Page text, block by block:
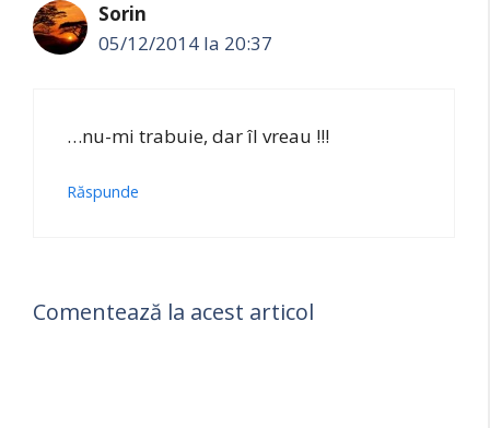
Sorin
05/12/2014 la 20:37
…nu-mi trabuie, dar îl vreau !!!
Răspunde
Comentează la acest articol